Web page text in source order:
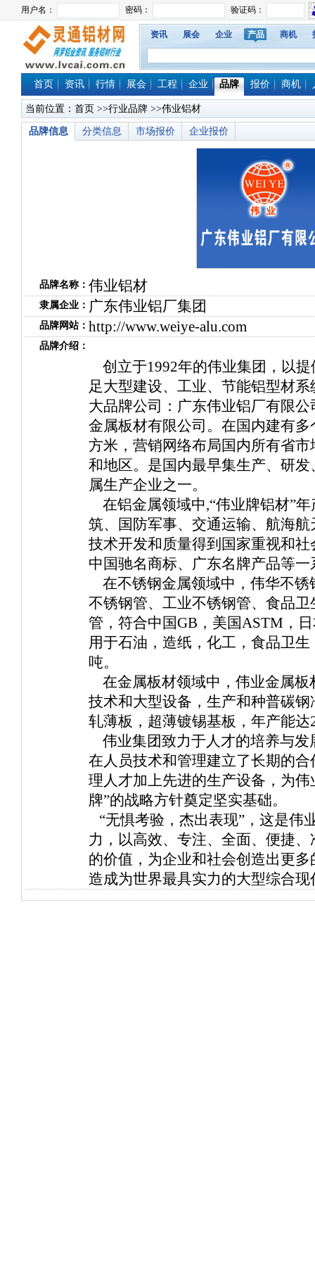
资讯 展会 企业 产品 商机
首页 资讯 行情 展会 工程 企业 品牌 报价 商机
当前位置： 首页 >>行业品牌 >>伟业铝材
品牌信息 分类信息 市场报价 企业报价
品牌名称： 伟业铝材
隶属企业： 广东伟业铝厂集团
品牌网站： http://www.weiye-alu.com
品牌介绍：
创立于1992年的伟业集团，以
足大型建设、工业、节能铝型材
大品牌公司：广东伟业铝厂有限
金属板材有限公司。在国内建有
方米，营销网络布局国内所有省
和地区。是国内最早集生产、研
属生产企业之一。
在铝金属领域中,“伟业牌铝材”
筑、国防军事、交通运输、航海
技术开发和质量得到国家重视和
中国驰名商标、广东名牌产品等
在不锈钢金属领域中，伟华不
不锈钢管、工业不锈钢管、食品
管，符合中国GB，美国ASTM，
用于石油，造纸，化工，食品卫
吨。
在金属板材领域中，伟业金属
技术和大型设备，生产和种普碳
轧薄板，超薄镀锡基板，年产能达
伟业集团致力于人才的培养与
在人员技术和管理建立了长期的
理人才加上先进的生产设备，为
牌”的战略方针奠定坚实基础。
“无惧考验，杰出表现”，这是伟
力，以高效、专注、全面、便捷
的价值，为企业和社会创造出更
造成为世界最具实力的大型综合